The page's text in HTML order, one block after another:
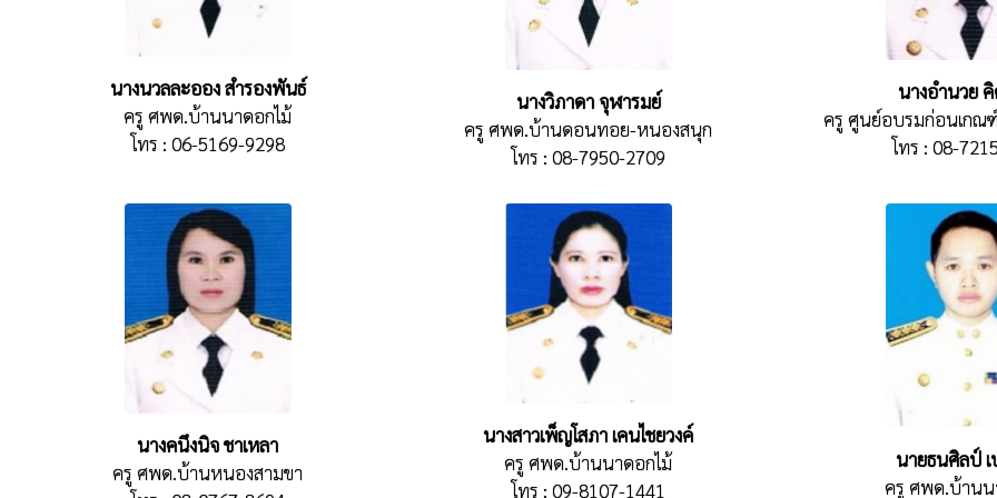
นางนวลละออง สำรองพันธ์
ครู ศพด.บ้านนาดอกไม้
โทร : 06-5169-9298
นางวิภาดา จุฬารมย์
ครู ศพด.บ้านดอนทอย-หนองสนุก
โทร : 08-7950-2709
นางอำนวย คิ
ครู ศูนย์อบรมก่อนเกณ
โทร : 08-
นางคนึงนิจ ชาเหลา
ครู ศพด.บ้านหนองสามขา
นางสาวเพ็ญโสภา เคนไชยวงค์
ครู ศพด.บ้านนาดอกไม้
โทร : 09-8107-1441
นายธนศิลป์ เ
ครู ศพด.บ้านน